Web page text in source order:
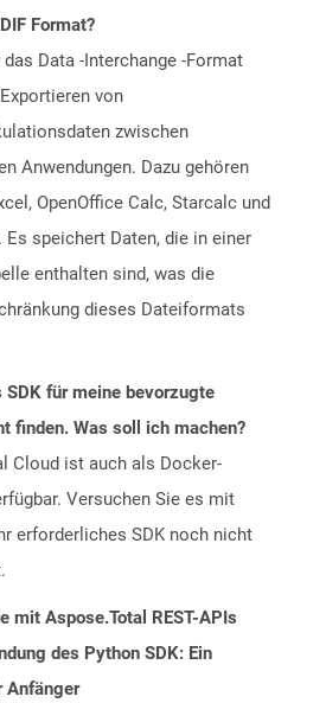
Format?
Data -Interchange -Format
von
zwischen
Anwendungen. Dazu gehören
OpenOffice Calc, Starcalc und
Es speichert Daten, die in einer
enthalten sind, was die
dieses Dateiformats
SDK für meine bevorzugte
finden. Was soll ich machen?
Cloud ist auch als Docker-
Versuchen Sie es mit
erforderliches SDK noch nicht
mit Aspose.Total REST-APIs
des Python SDK: Ein
Anfänger